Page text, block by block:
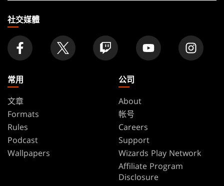
家
社交媒體
常用
文章
Formats
Rules
Podcast
Wallpapers
公司
About
帐号
Careers
Support
Wizards Play Network
Affiliate Program
Disclosure